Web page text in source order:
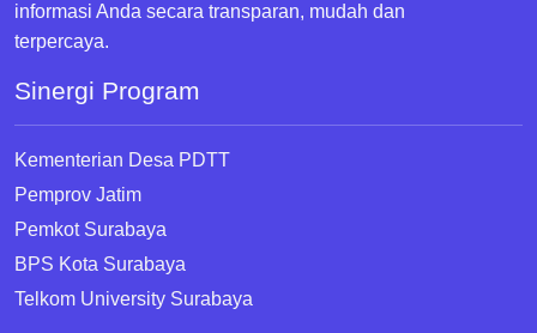
informasi Anda secara transparan, mudah dan
terpercaya.
Sinergi Program
Kementerian Desa PDTT
Pemprov Jatim
Pemkot Surabaya
BPS Kota Surabaya
Telkom University Surabaya